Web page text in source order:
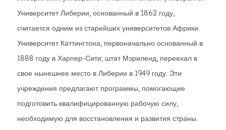
Университет Либерии, основанный в 1862 году,
считается одним из старейших университетов Африки.
Университет Каттингтона, первоначально основанный в
1888 году в Харпер-Сити, штат Мэриленд, переехал в
свое нынешнее место в Либерии в 1949 году. Эти
учреждения предлагают программы, помогающие
подготовить квалифицированную рабочую силу,
необходимую для восстановления и развития страны.